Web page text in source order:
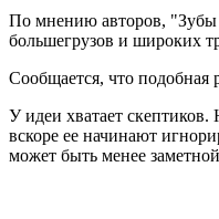
По мнению авторов, "Зубы
большегрузов и широких
Сообщается, что подобная
У идеи хватает
вскоре ее начинают
может быть менее